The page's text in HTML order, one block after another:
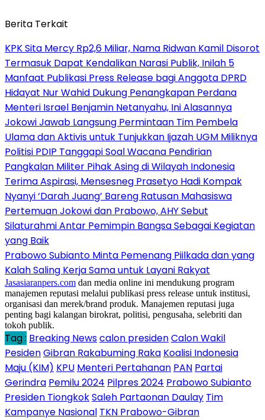
Berita Terkait
KPK Sita Mercy Rp2,6 Miliar, Nama Ridwan Kamil Disorot
Termasuk Dapat Kendalikan Narasi Publik, Inilah 5
Manfaat Publikasi Press Release bagi Anggota DPRD
Hidayat Nur Wahid Dukung Penangkapan Perdana
Menteri Israel Benjamin Netanyahu, Ini Alasannya
Jokowi Jawab Langsung Permintaan Tim Pembela
Ulama dan Aktivis untuk Tunjukkan Ijazah UGM Miliknya
Politisi PDIP Tanggapi Soal Wacana Pendirian
Pangkalan Militer Pihak Asing di Wilayah Indonesia
Terima Aspirasi, Mensesneg Prasetyo Hadi Kompak
Nyanyi ‘Darah Juang’ Bareng Ratusan Mahasiswa
Pertemuan Jokowi dan Prabowo, AHY Sebut
Silaturahmi Antar Pemimpin Bangsa Sebagai Kegiatan
yang Baik
Prabowo Subianto Minta Pemenang Piilkada dan yang
Kalah Saling Kerja Sama untuk Layani Rakyat
Jasasiaranpers.com dan media online ini mendukung program
manajemen reputasi melalui publikasi press release untuk institusi,
organisasi dan merek/brand produk. Manajemen reputasi juga
penting bagi kalangan birokrat, politisi, pengusaha, selebriti dan
tokoh publik.
Tag : Breaking Newscalon presidenCalon Wakil
PesidenGibran Rakabuming Raka Koalisi Indonesia
Maju (KIM) KPU Menteri Pertahanan PAN Partai
Gerindra Pemilu 2024 Pilpres 2024 Prabowo Subianto
Presiden TiongkokSaleh Partaonan Daulay Tim
Kampanye Nasional TKN Prabowo-Gibran